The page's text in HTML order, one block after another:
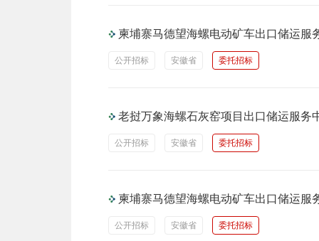
柬埔寨马德望海螺电动矿车出口储运服
公开招标 安徽省 委托招标
老挝万象海螺石灰窑项目出口储运服务
公开招标 安徽省 委托招标
柬埔寨马德望海螺电动矿车出口储运服
公开招标 安徽省 委托招标